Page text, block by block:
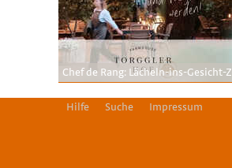
Chef de Rang: Lächeln-ins-Gesicht-
Hilfe Suche Impressum